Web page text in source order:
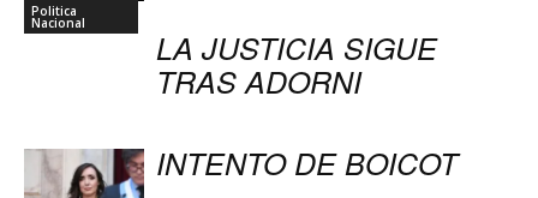
Politica
Nacional
LA JUSTICIA SIGUE
TRAS ADORNI
INTENTO DE BOICOT